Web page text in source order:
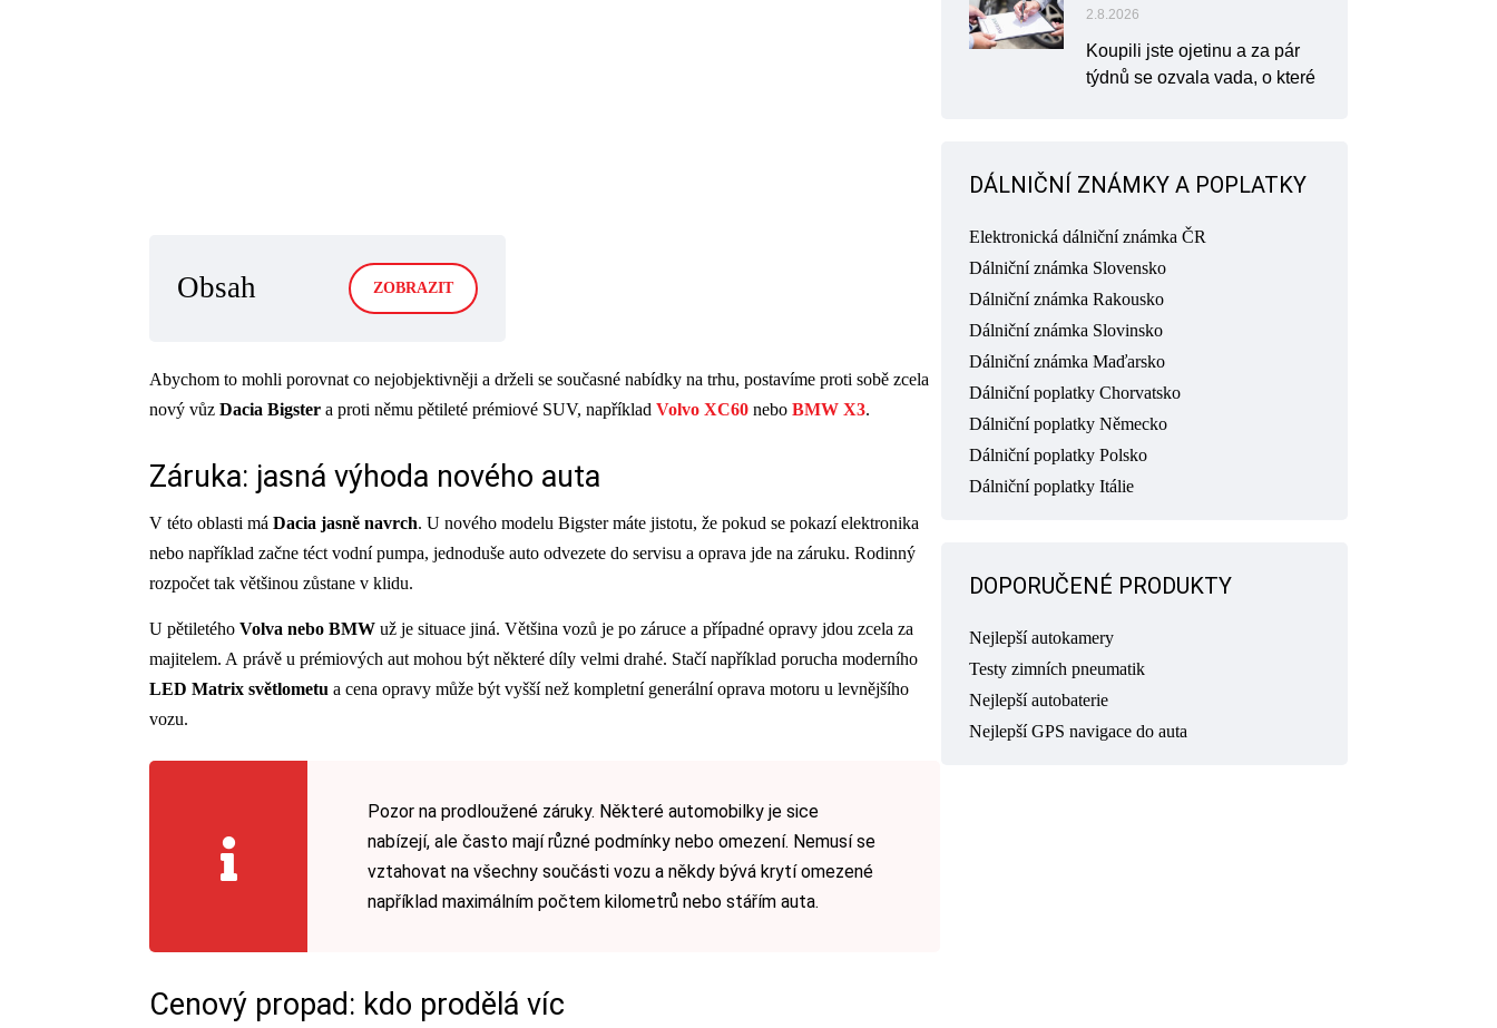
Obsah ZOBRAZIT
Abychom to mohli porovnat co nejobjektivněji a drželi se současné nabídky na trhu, postavíme proti sobě zcela
nový vůz Dacia Bigster a proti němu pětileté prémiové SUV, například Volvo XC60 nebo BMW X3.
Záruka: jasná výhoda nového auta
V této oblasti má Dacia jasně navrch. U nového modelu Bigster máte jistotu, že pokud se pokazí elektronika
nebo například začne téct vodní pumpa, jednoduše auto odvezete do servisu a oprava jde na záruku. Rodinný
rozpočet tak většinou zůstane v klidu.
U pětiletého Volva nebo BMW už je situace jiná. Většina vozů je po záruce a případné opravy jdou zcela za
majitelem. A právě u prémiových aut mohou být některé díly velmi drahé. Stačí například porucha moderního
LED Matrix světlometu a cena opravy může být vyšší než kompletní generální oprava motoru u levnějšího
vozu.
Pozor na prodloužené záruky. Některé automobilky je sice
nabízejí, ale často mají různé podmínky nebo omezení. Nemusí se
vztahovat na všechny součásti vozu a někdy bývá krytí omezené
například maximálním počtem kilometrů nebo stářím auta.
Cenový propad: kdo prodělá víc
2.8.2026
Koupili jste ojetinu a za pár
týdnů se ozvala vada, o které
DÁLNIČNÍ ZNÁMKY A POPLATKY
Elektronická dálniční známka ČR
Dálniční známka Slovensko
Dálniční známka Rakousko
Dálniční známka Slovinsko
Dálniční známka Maďarsko
Dálniční poplatky Chorvatsko
Dálniční poplatky Německo
Dálniční poplatky Polsko
Dálniční poplatky Itálie
DOPORUČENÉ PRODUKTY
Nejlepší autokamery
Testy zimních pneumatik
Nejlepší autobaterie
Nejlepší GPS navigace do auta